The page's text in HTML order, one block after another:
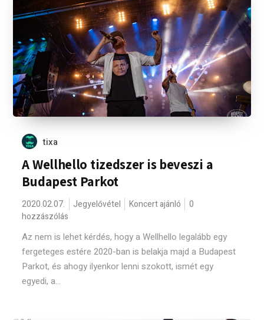
tixa
A Wellhello tizedszer is beveszi a
Budapest Parkot
2020.02.07. Jegyelővétel Koncert ajánló
0
hozzászólás
Az nem is lehet kérdés, hogy a Wellhello legalább egy
fergeteges estére 2020-ban is belakja majd a Budapest
Parkot, és ahogy ilyenkor lenni szokott, ismét egy
egyedi, a...